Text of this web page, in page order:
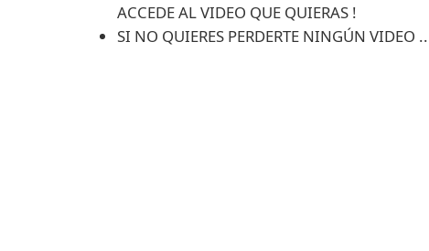
ACCEDE AL VIDEO QUE QUIERAS !
SI NO QUIERES PERDERTE NINGÚN VIDEO